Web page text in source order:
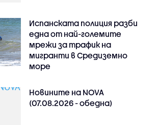
Испанската полиция разби
една от най-големите
мрежи за трафик на
мигранти в Средиземно
море
Новините на NOVA
(07.08.2026 - обедна)